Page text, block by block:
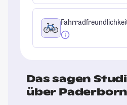
Das sagen
über Paderborn